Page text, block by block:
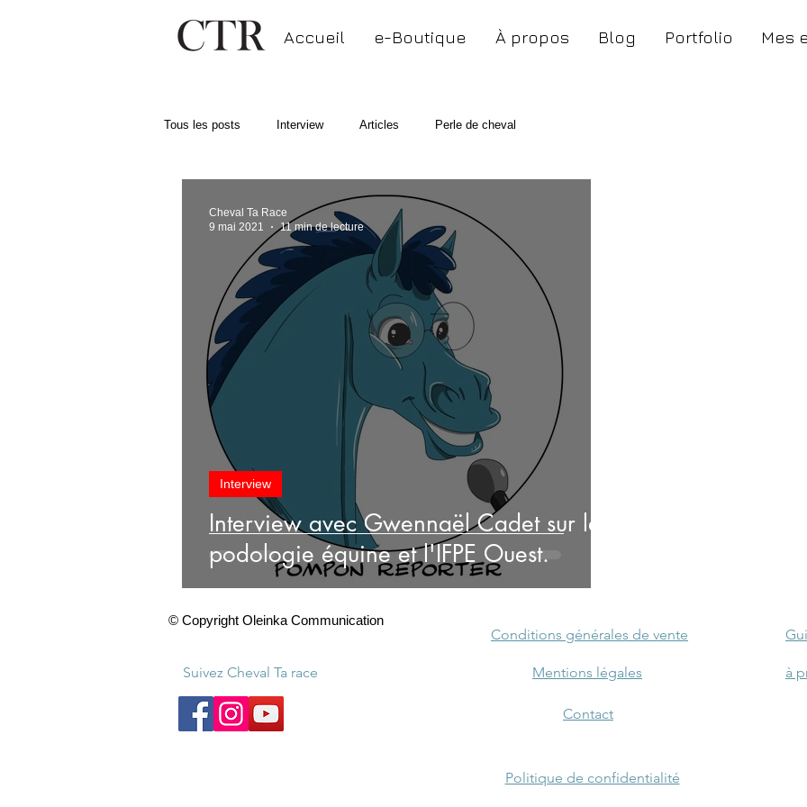
Accueil e-Boutique À propos Blog Portfolio Mes
Tous les posts Interview Articles Perle de cheval
Interview avec Gwennaël Cadet sur la
podologie équine et l'IFPE Ouest.
Interview
Cheval Ta Race
9 mai 2021
11 min de lecture
© Copyright Oleinka Communication
Suivez Cheval Ta race
Conditions générales de vente
Mentions légales
Contact
Politique de confidentialité
à